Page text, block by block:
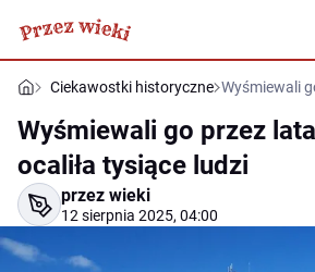
Ciekawostki historyczne Wyśmiewali
Wyśmiewali go przez
ocaliła tysiące ludzi
przez wieki
12 sierpnia 2025, 04:00